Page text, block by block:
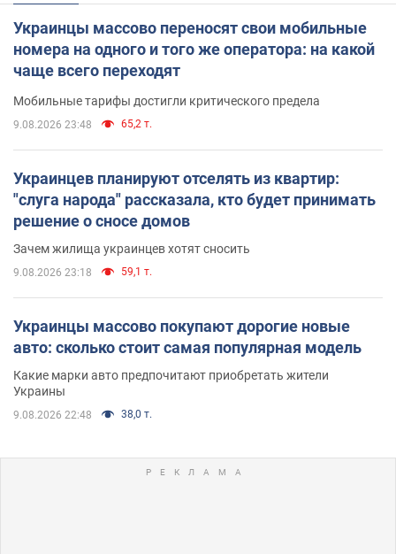
Украинцы массово переносят свои мобильные
номера на одного и того же оператора: на какой
чаще всего переходят
Мобильные тарифы достигли критического предела
9.08.2026 23:48 65,2 т.
Украинцев планируют отселять из квартир:
"слуга народа" рассказала, кто будет принимать
решение о сносе домов
Зачем жилища украинцев хотят сносить
9.08.2026 23:18 59,1 т.
Украинцы массово покупают дорогие новые
авто: сколько стоит самая популярная модель
Какие марки авто предпочитают приобретать жители
Украины
9.08.2026 22:48 38,0 т.